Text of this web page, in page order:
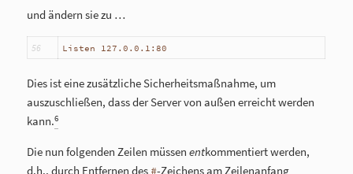
und ändern sie zu …
56 Listen 127.0.0.1:80
Dies ist eine zusätzliche Sicherheitsmaßnahme, um
auszuschließen, dass der Server von außen erreicht werden
kann.6
Die nun folgenden Zeilen müssenentkommentiert werden,
d.h., durch Entfernen des
-Zeichens am Zeilenanfang